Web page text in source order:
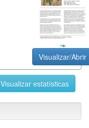
Visualizar/Abrir
Visualizar estatísticas